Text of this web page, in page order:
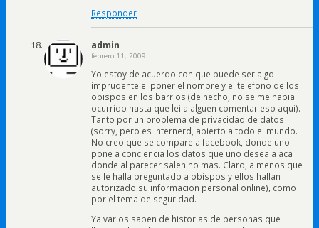
Responder
admin
febrero 11, 2009
Yo estoy de acuerdo con que puede ser algo
imprudente el poner el nombre y el telefono de los
obispos en los barrios (de hecho, no se me habia
ocurrido hasta que lei a alguen comentar eso aqui).
Tanto por un problema de privacidad de datos
(sorry, pero es internerd, abierto a todo el mundo.
No creo que se compare a facebook, donde uno
pone a conciencia los datos que uno desea a aca
donde al parecer salen no mas. Claro, a menos que
se le halla preguntado a obispos y ellos hallan
autorizado su informacion personal online), como
por el tema de seguridad.
Ya varios saben de historias de personas que